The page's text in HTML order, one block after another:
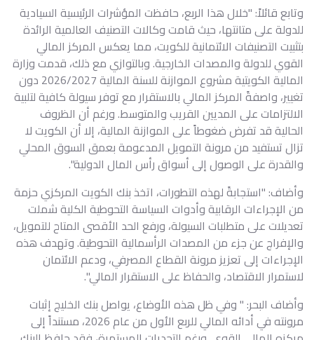
وتابع قائلاً: "خلال هذا الربع، حافظت المؤشرات الرئيسية السيادية
للدولة على متانتها، حيث قامت وكالات التصنيف العالمية الرائدة
بتثبيت التصنيفات الائتمانية للكويت، مما يعكس المركز المالي
القوي للدولة والمصدات الخارجية. وبالتوازي مع ذلك، قدمت وزارة
المالية الكويتية مشروع الموازنة للسنة المالية 2026/2027 دون
تغيير، واصفةً المركز المالي بالاستقرار مع توفر سيولة كافية لتلبية
الالتزامات على المديين القريب والمتوسط. ورغم أن الظروف
الحالية قد تفرض ضغوطاً على الموازنة المالية، إلا أن الكويت لا
تزال تستفيد من مرونة التمويل المدعومة بعمق السوق المحلي
والقدرة على الوصول إلى أسواق رأس المال الدولية".
وأضاف: "استجابةً لهذه التطورات، اتخذ بنك الكويت المركزي حزمة
من الإجراءات الرقابية وأدوات السياسة التحوطية الكلية شملت
تعديلات على متطلبات السيولة، ورفع الحد الأقصى المتاح للتمويل،
والإفراج عن جزء من المصدات الرأسمالية التحوطية. وتهدف هذه
الإجراءات إلى تعزيز مرونة القطاع المصرفي، ودعم الائتمان
لاستمرار الاقتصاد، والحفاظ على الاستقرار المالي".
وأضاف البحر: " وفي ظل هذه الأوضاع، يواصل بنك الخليج إثبات
مرونته في أدائه المالي للربع الأول من عام 2026، مستنداً إلى